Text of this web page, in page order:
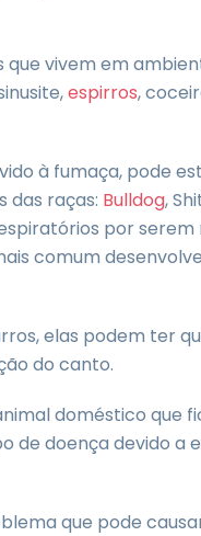
que vivem em
espirros,
à fumaça, pode
das raças: Bulldog,
por serem
comum
elas podem ter
do canto.
doméstico que
de doença devido a
que pode